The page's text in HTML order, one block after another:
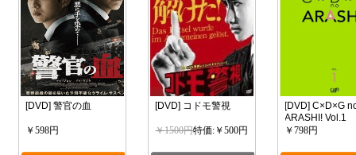
[DVD] 警官の血
￥598円
[DVD] コドモ警視
￥1500円特価:￥500円
[DVD] C×D×G
ARASHI! Vol.1
￥798円